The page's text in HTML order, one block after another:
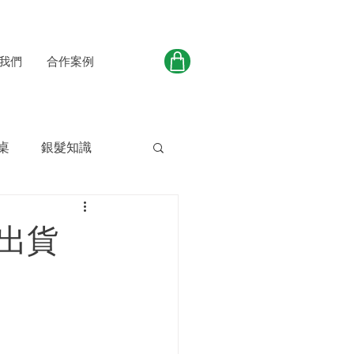
們 合作案例
銀髮知識
貨